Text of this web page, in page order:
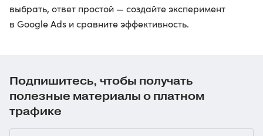
выбрать, ответ простой — создайте эксперимент
в Google Ads и сравните эффективность.
Подпишитесь, чтобы получать
полезные материалы о платном
трафике